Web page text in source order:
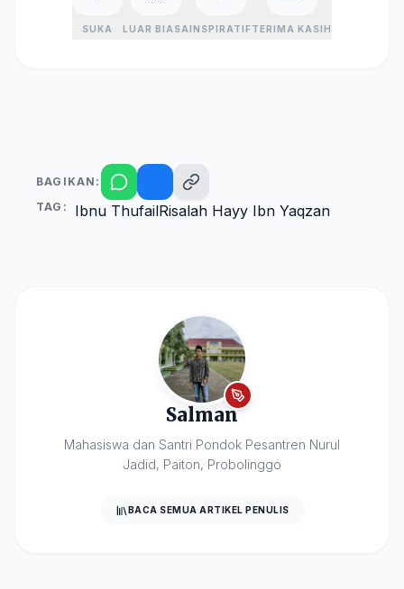
SUKA LUAR BIASAINSPIRATIFTERIMA KASIH
BAGIKAN:
TAG:
Ibnu ThufailRisalah Hayy Ibn Yaqzan
Salman
Mahasiswa dan Santri Pondok Pesantren Nurul
Jadid, Paiton, Probolinggo
BACA SEMUA ARTIKEL PENULIS